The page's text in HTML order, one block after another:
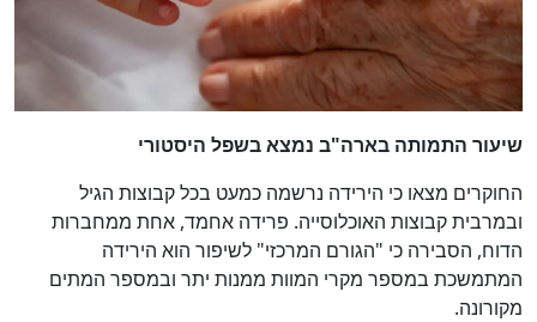
שיעור התמותה בארה"ב נמצא בשפל היסטורי
החוקרים מצאו כי הירידה נרשמה כמעט בכל קבוצות הגיל
ובמרבית קבוצות האוכלוסייה. פרידה אחמד, אחת ממחברות
הדוח, הסבירה כי "הגורם המרכזי" לשיפור הוא הירידה
המתמשכת במספר מקרי המוות ממנות יתר ובמספר המתים
מקורונה.